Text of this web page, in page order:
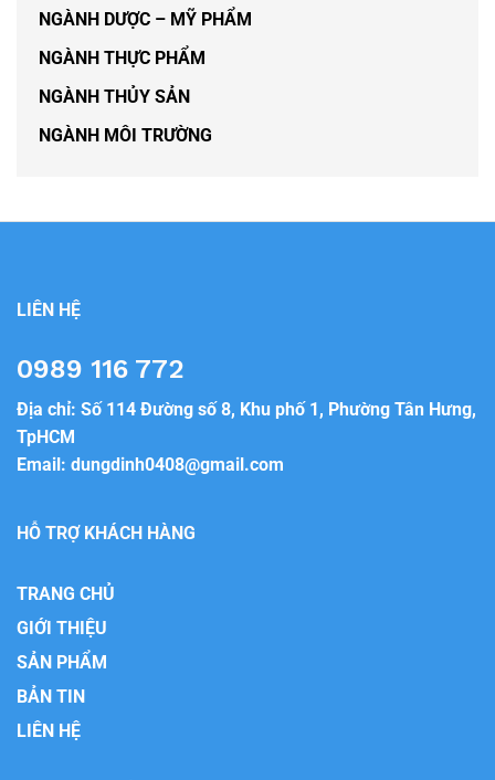
NGÀNH DƯỢC – MỸ PHẨM
NGÀNH THỰC PHẨM
NGÀNH THỦY SẢN
NGÀNH MÔI TRƯỜNG
LIÊN HỆ
0989 116 772
Địa chỉ: Số 114 Đường số 8, Khu phố 1, Phường Tân Hưng,
TpHCM
Email: dungdinh0408@gmail.com
HỖ TRỢ KHÁCH HÀNG
TRANG CHỦ
GIỚI THIỆU
SẢN PHẨM
BẢN TIN
LIÊN HỆ